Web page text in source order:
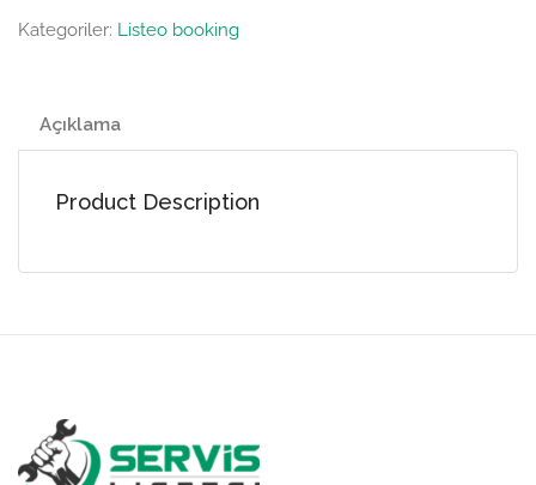
Kategoriler: Listeo booking
Açıklama
Product Description